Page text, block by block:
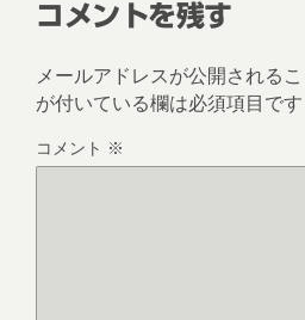
コメントを残す
メールアドレスが公開されるこ
が付いている欄は必須項目です
コメント ※